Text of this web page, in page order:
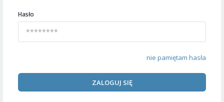
Hasło
nie pamiętam hasła
ZALOGUJ SIĘ